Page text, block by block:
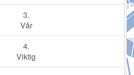
3.
Vår
4.
Viktig